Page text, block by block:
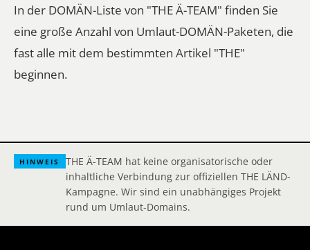
In der DOMÄN-Liste von "THE Ä-TEAM" finden Sie
eine große Anzahl von Umlaut-DOMÄN-Paketen, die
fast alle mit dem bestimmten Artikel "THE"
beginnen.
HINWEIS
THE Ä-TEAM hat keine organisatorische oder
inhaltliche Verbindung zur offiziellen THE LÄND-
Kampagne. Wir sind ein unabhängiges Projekt
rund um Umlaut-Domains.